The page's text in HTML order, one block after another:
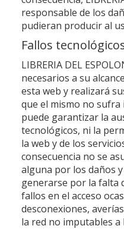
responsable de los
pudieran producir al
Fallos
LIBRERIA DEL
necesarios a su
esta web y realizará
que el mismo no
puede garantizar la
tecnológicos, ni la
la web y de los
consecuencia no se
alguna por los daños
generarse por la falta
fallos en el acceso
desconexiones,
la red no imputables a